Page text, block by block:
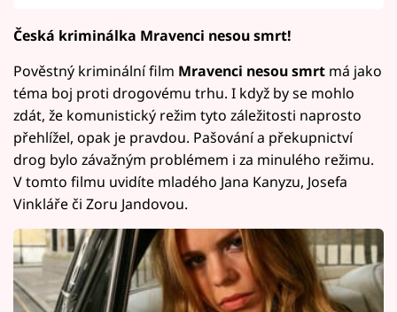
Česká kriminálka Mravenci nesou smrt!
Pověstný kriminální film Mravenci nesou smrt má jako
téma boj proti drogovému trhu. I když by se mohlo
zdát, že komunistický režim tyto záležitosti naprosto
přehlížel, opak je pravdou. Pašování a překupnictví
drog bylo závažným problémem i za minulého režimu.
V tomto filmu uvidíte mladého Jana Kanyzu, Josefa
Vinkláře či Zoru Jandovou.